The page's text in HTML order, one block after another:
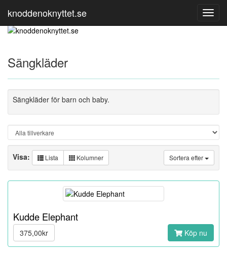
knoddenoknyttet.se
Sängkläder
Sängkläder för barn och baby.
Sortera efter
Visa: Lista Kolumner
Kudde Elephant
375,00kr Köp nu